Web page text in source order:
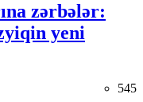
zərbələr:
yeni
545